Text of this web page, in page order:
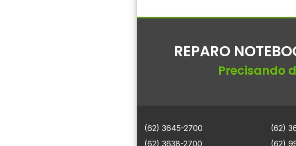
REPARO
Precisando
(62) 3645-2700
(62) 3638-2700
(62)
(62)